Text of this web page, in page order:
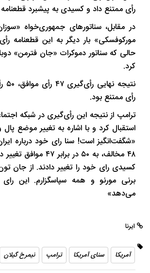
رأی ممتنع داد و کسیدی به پیشبرد
در مقابل، سناتورهای جمهوری‌خواه
مورکوفسکی» بار دیگر به این قطعنامه
حالی که سناتور دموکرات «جان فترمن»
کرد.
رأی ممتنع بود.
ترامپ از نتیجه این رأی‌گیری در شبکه
استقبال کرد و با اشاره به تغییر موضع
۴۸ مخالف، به ۵۰ در
کسیدی رای خود را تغییر دادند. از جان
برنی مورنو و همه سپاسگزارم. این رای
می‌دهد»
ایرنا
آمریکا سنای آمریکا ترامپ نیمرخ گیلان